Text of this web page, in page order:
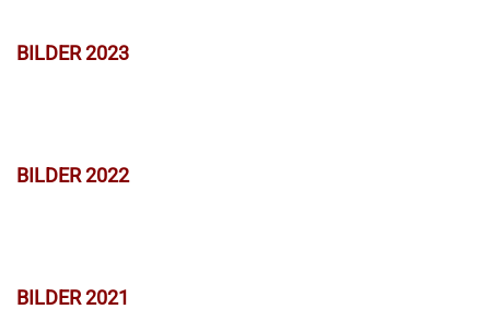
BILDER 2023
BILDER 2022
BILDER 2021